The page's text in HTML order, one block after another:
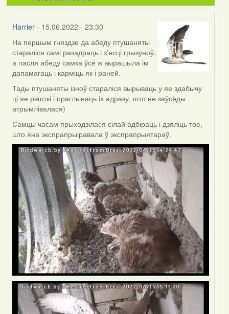
Harrier- 15.06.2022 - 23:30
На першым гняздзе да абеду птушаняты
стараліся самі разадраць і з'есці грызуноў,
а пасля абеду самка ўсё ж вырашыла ім
дапамагаць і карміць як і раней.
Тады птушаняты ізноў стараліся вырываць у яе здабычу
ці яе рэшткі і праглынаць іх адразу, што не заўсёды
атрымлівалася)
Самцы часам прыходзілася сілай адбіраць і дзяліць тое,
што яна экспрапрыіравала ў экспрапрыятараў.